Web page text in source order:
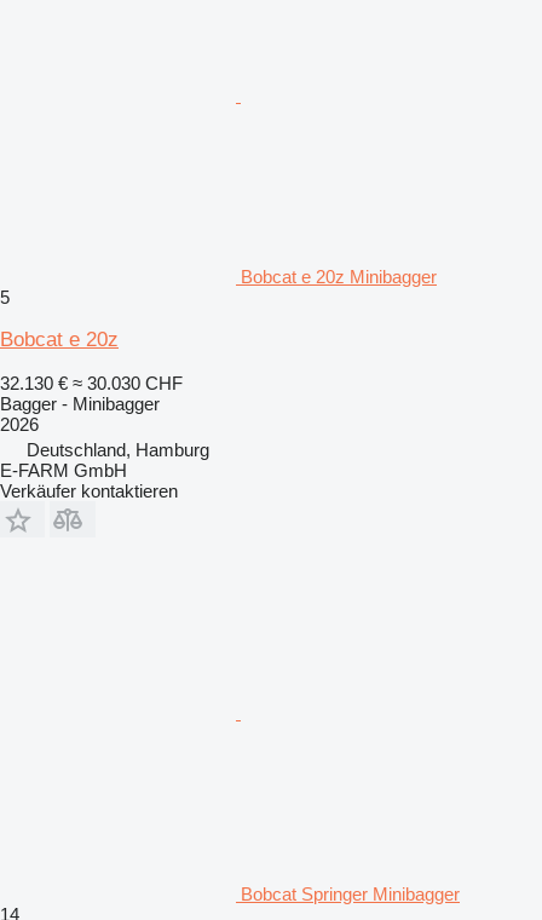
Bobcat e 20z Minibagger
5
Bobcat e 20z
32.130 € ≈ 30.030 CHF
Bagger - Minibagger
2026
Deutschland, Hamburg
E-FARM GmbH
Verkäufer kontaktieren
Bobcat Springer Minibagger
14